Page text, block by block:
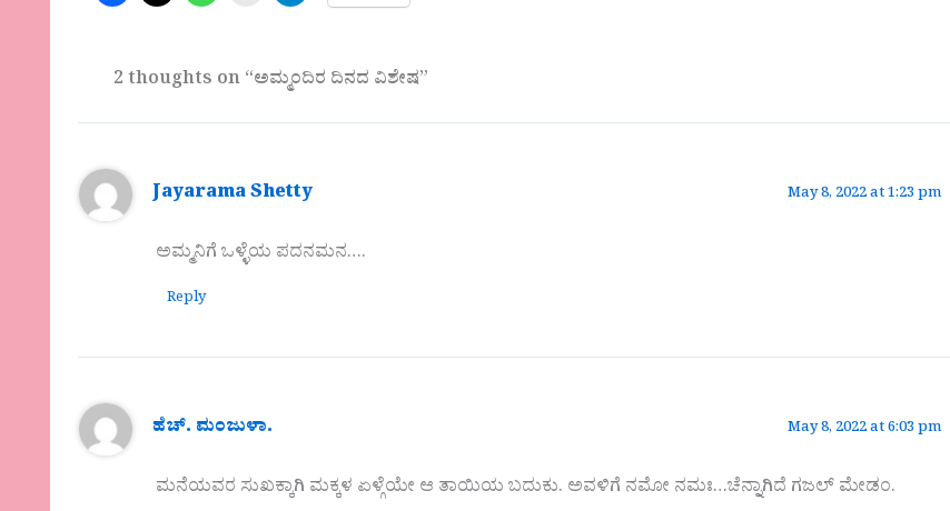
2 thoughts on “ಅಮ್ಮಂದಿರ ದಿನದ ವಿಶೇಷ”
Jayarama Shetty May 8, 2022 at 1:23 pm
ಅಮ್ಮನಿಗೆ ಒಳ್ಳೆಯ ಪದನಮನ….
Reply
ಹೆಚ್. ಮಂಜುಳಾ. May 8, 2022 at 6:03 pm
ಮನೆಯವರ ಸುಖಕ್ಕಾಗಿ ಮಕ್ಕಳ ಏಳ್ಗೆಯೇ ಆ ತಾಯಿಯ ಬದುಕು. ಅವಳಿಗೆ ನಮೋ ನಮಃ…ಚೆನ್ನಾಗಿದೆ ಗಜಲ್ ಮೇಡಂ.